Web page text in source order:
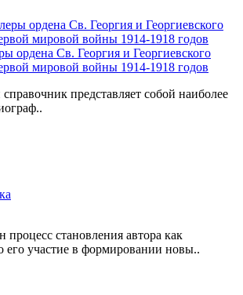
ордена Св. Георгия и Георгиевского
мировой войны 1914-1918 годов
представляет собой наиболее
процесс становления автора как
его участие в формировании новы..